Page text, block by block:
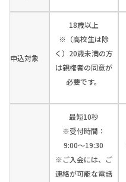
申込対象
18歳以上
※（高校生は除
く）20歳未満の方
は親権者の同意が
必要です。
最短10秒
※受付時間：
9:00〜19:30
※ご入会には、ご
連絡が可能な電話